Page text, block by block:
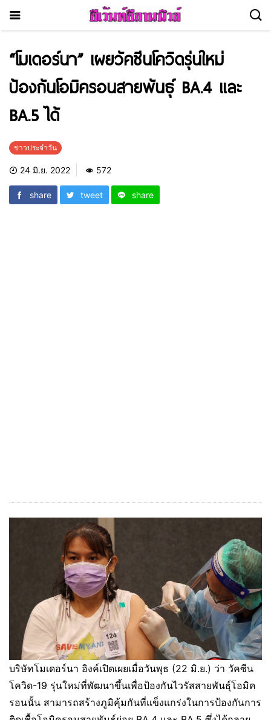
“โมเดอร์นา” เผยวัคซีนโควิดรุ่นใหม่
ป้องกันโอมิครอนสายพันธุ์ BA.4 และ
BA.5 ได้
ข่าวประจำวัน
24 มิ.ย. 2022 572
share tweet share
บริษัทโมเดอร์นา อิงค์เปิดเผยเมื่อวันพุธ (22 มิ.ย.) ว่า วัคซีน
โควิด-19 รุ่นใหม่ที่พัฒนาขึ้นเพื่อป้องกันไวรัสสายพันธุ์โอมิค
รอนนั้น สามารถสร้างภูมิคุ้มกันที่แข็งแกร่งในการป้องกันการ